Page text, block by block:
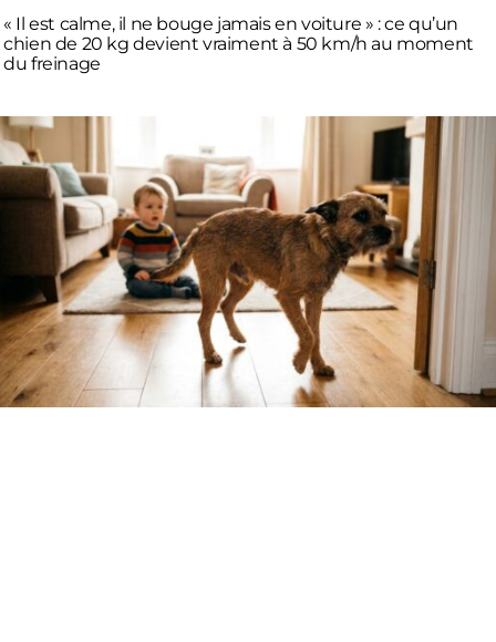
« Il est calme, il ne bouge jamais en voiture » : ce qu’un
chien de 20 kg devient vraiment à 50 km/h au moment
du freinage